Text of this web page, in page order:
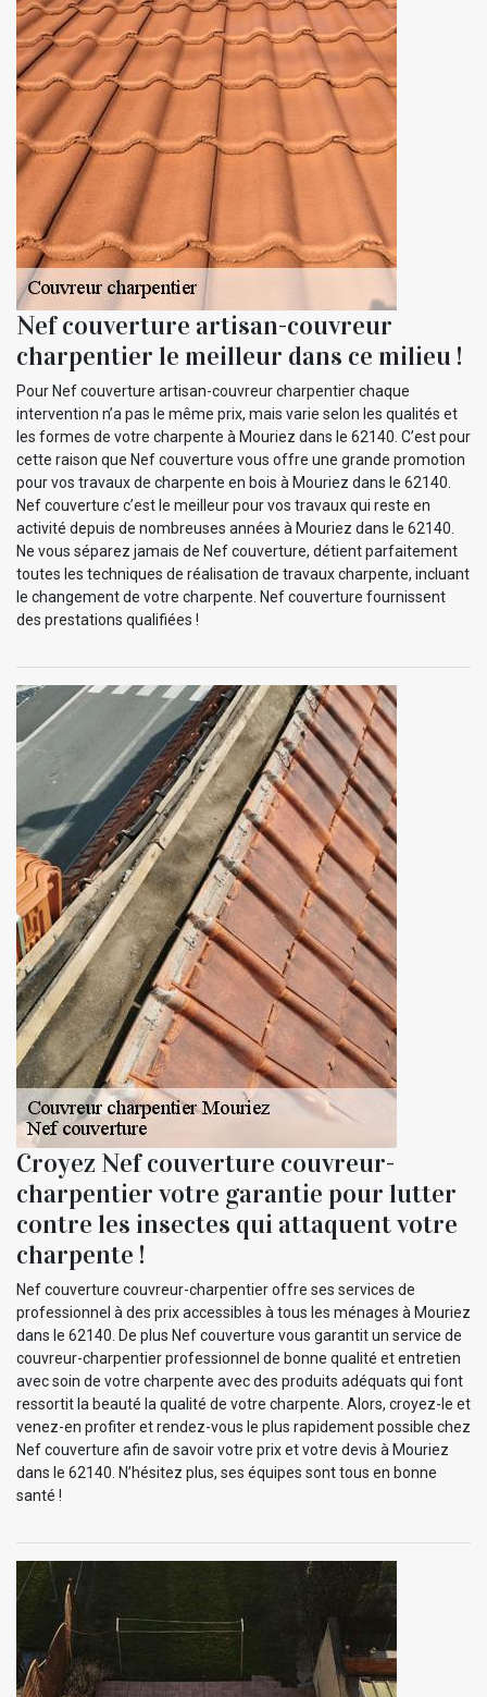
Nef couverture artisan-couvreur
charpentier le meilleur dans ce milieu !
Pour Nef couverture artisan-couvreur charpentier chaque
intervention n’a pas le même prix, mais varie selon les qualités et
les formes de votre charpente à Mouriez dans le 62140. C’est pour
cette raison que Nef couverture vous offre une grande promotion
pour vos travaux de charpente en bois à Mouriez dans le 62140.
Nef couverture c’est le meilleur pour vos travaux qui reste en
activité depuis de nombreuses années à Mouriez dans le 62140.
Ne vous séparez jamais de Nef couverture, détient parfaitement
toutes les techniques de réalisation de travaux charpente, incluant
le changement de votre charpente. Nef couverture fournissent
des prestations qualifiées !
Croyez Nef couverture couvreur-
charpentier votre garantie pour lutter
contre les insectes qui attaquent votre
charpente !
Nef couverture couvreur-charpentier offre ses services de
professionnel à des prix accessibles à tous les ménages à Mouriez
dans le 62140. De plus Nef couverture vous garantit un service de
couvreur-charpentier professionnel de bonne qualité et entretien
avec soin de votre charpente avec des produits adéquats qui font
ressortit la beauté la qualité de votre charpente. Alors, croyez-le et
venez-en profiter et rendez-vous le plus rapidement possible chez
Nef couverture afin de savoir votre prix et votre devis à Mouriez
dans le 62140. N’hésitez plus, ses équipes sont tous en bonne
santé !